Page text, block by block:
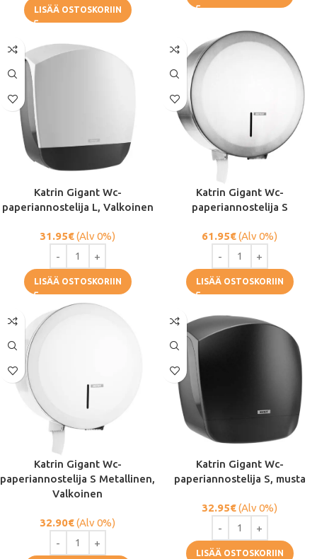
LISÄÄ OSTOSKORIIN
Katrin Gigant Wc-
paperiannostelija L, Valkoinen
31.95€(Alv 0%)
LISÄÄ OSTOSKORIIN
Katrin Gigant Wc-
paperiannostelija S
61.95€(Alv 0%)
LISÄÄ OSTOSKORIIN
Katrin Gigant Wc-
paperiannostelija S Metallinen,
Valkoinen
32.90€(Alv 0%)
Katrin Gigant Wc-
paperiannostelija S, musta
32.95€(Alv 0%)
LISÄÄ OSTOSKORIIN